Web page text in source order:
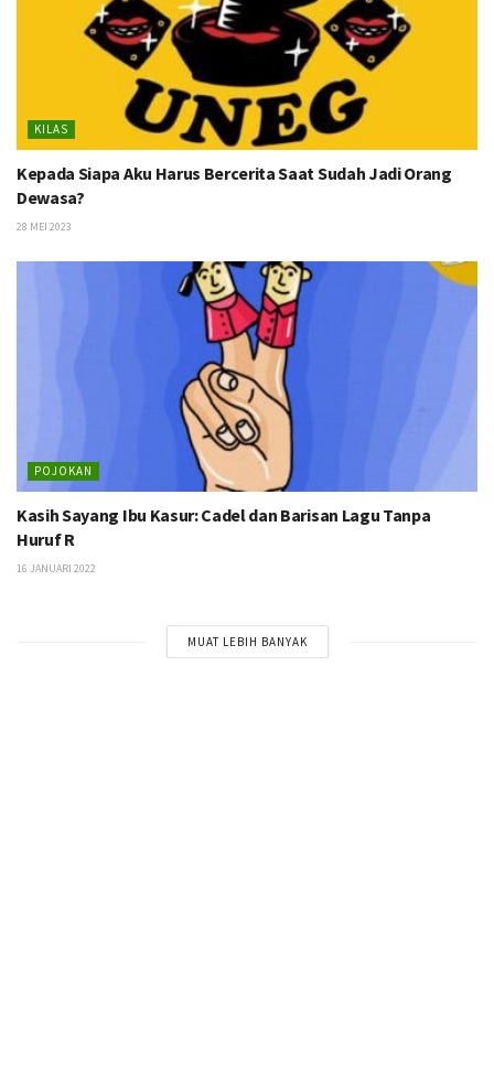
KILAS
Kepada Siapa Aku Harus Bercerita Saat Sudah Jadi Orang
Dewasa?
28 MEI 2023
POJOKAN
Kasih Sayang Ibu Kasur: Cadel dan Barisan Lagu Tanpa
Huruf R
16 JANUARI 2022
MUAT LEBIH BANYAK